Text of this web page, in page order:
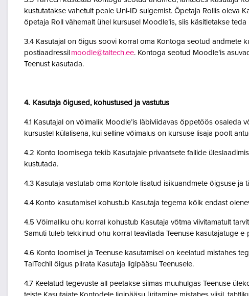
kustutatakse vahetult peale Uni-ID sulgemist. Õpetaja Rollis oleva
õpetaja Roll vähemalt ühel kursusel Moodle’is, siis käsitletakse
3.4 Kasutajal on õigus soovi korral oma Kontoga seotud andmete
postiaadressil moodle@taltech.ee. Kontoga seotud Moodle’is
Teenust kasutada.
4. Kasutaja õigused, kohustused ja vastutus
4.1 Kasutajal on võimalik Moodle’is läbiviidavas õppetöös osaleda
kursustel külalisena, kui selline võimalus on kursuse lisaja poolt
4.2 Konto loomisega tekib Kasutajale privaatsete failide
kustutada.
4.3 Kasutaja vastutab oma Kontole lisatud isikuandmete õigsuse
4.4 Konto kasutamisel kohustub Kasutaja tegema kõik endast
4.5 Võimaliku ohu korral kohustub Kasutaja võtma viivitamatult
Samuti tuleb tekkinud ohu korral teavitada Teenuse kasutajatuge e-
4.6 Konto loomisel ja Teenuse kasutamisel on keelatud mistahes
TalTechil õigus piirata Kasutaja ligipääsu Teenusele.
4.7 Keelatud tegevuste all peetakse silmas muuhulgas Teenuse